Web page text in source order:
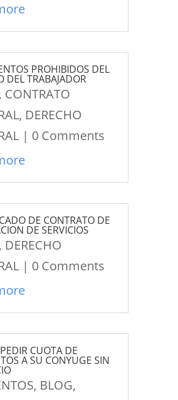
PROHIBIDOS DEL
DEL TRABAJADOR
, CONTRATO
, DERECHO
| 0 Comments
DE CONTRATO DE
DE SERVICIOS
, DERECHO
| 0 Comments
CUOTA DE
A SU CONYUGE SIN
, BLOG,